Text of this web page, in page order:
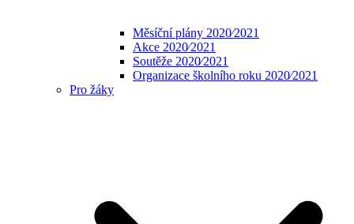
Měsíční plány 2020⁄2021
Akce 2020⁄2021
Soutěže 2020⁄2021
Organizace školního roku 2020⁄2021
Pro žáky